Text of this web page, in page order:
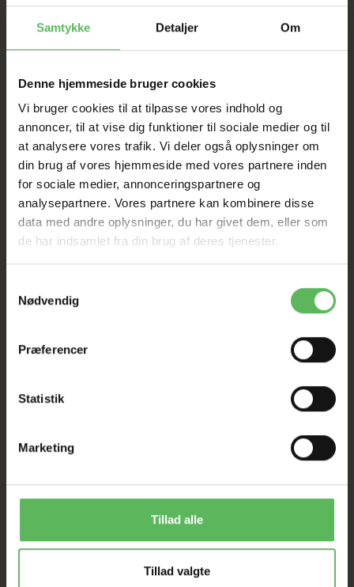
Samtykke Detaljer Om
Denne hjemmeside bruger cookies
Vi bruger cookies til at tilpasse vores indhold og
annoncer, til at vise dig funktioner til sociale medier og til
at analysere vores trafik. Vi deler også oplysninger om
din brug af vores hjemmeside med vores partnere inden
for sociale medier, annonceringspartnere og
analysepartnere. Vores partnere kan kombinere disse
data med andre oplysninger, du har givet dem, eller som
de har indsamlet fra din brug af deres tjenester.
Nødvendig
Præferencer
Statistik
Marketing
Tillad alle
Tillad valgte
SOMMER
UDSALG
TIL D. 8 AUGUST
HELE WEBSHOPPEN ER
SAT NED
Tilbud GÆLDER IKKE
-26%
-26%